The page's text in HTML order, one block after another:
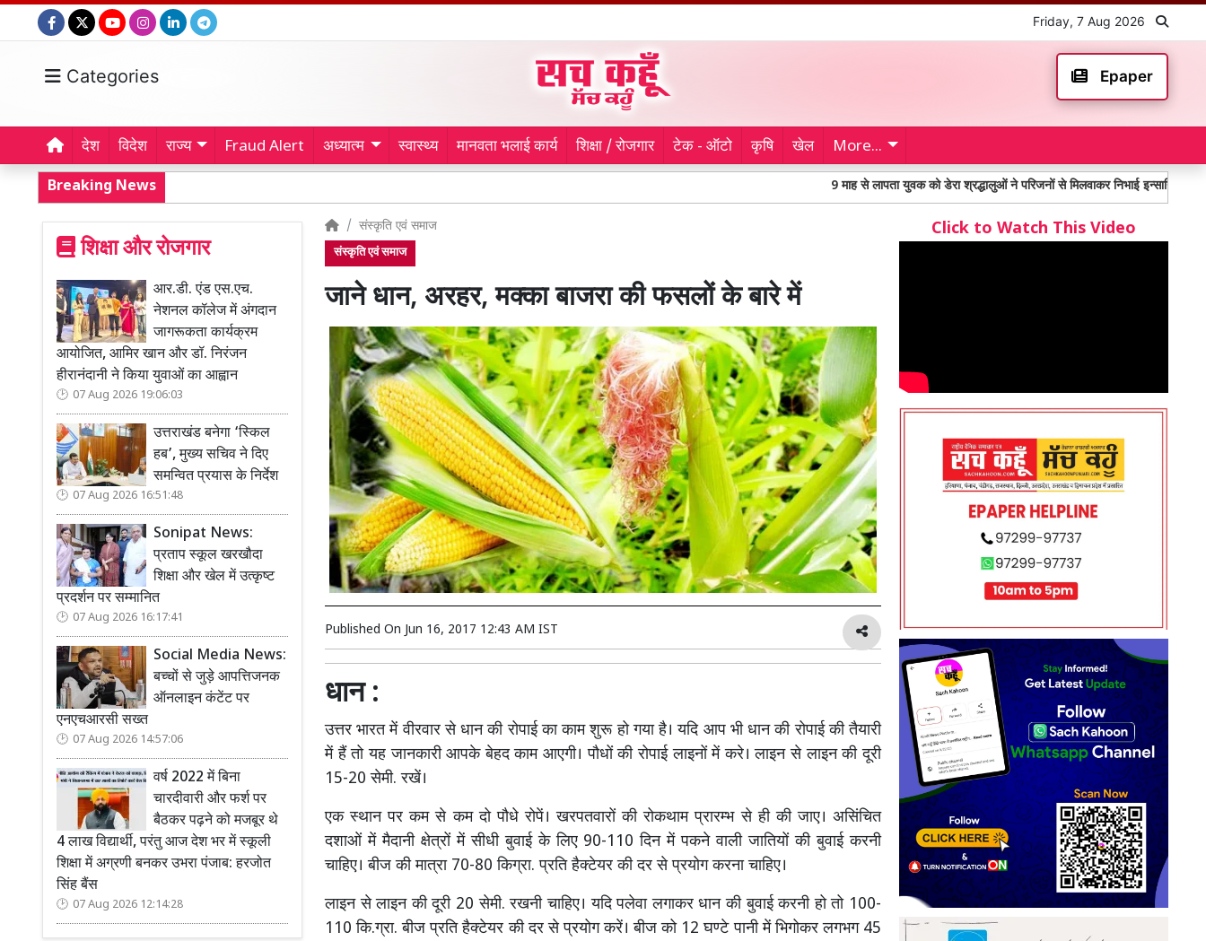
Friday, 7 Aug 2026
Categories Epaper
देश विदेश राज्य Fraud Alert अध्यात्म स्वास्थ्य मानवता भलाई कार्य शिक्षा / रोजगार टेक - ऑटो कृषि खेल More...
Breaking News 9 माह से लापता युवक को डेरा श्रद्धालुओं ने परिजनों से मिलवाकर निभाई इन्सानियत
शिक्षा और रोजगार
आर.डी. एंड एस.एच.
नेशनल कॉलेज में अंगदान
जागरूकता कार्यक्रम
आयोजित, आमिर खान और डॉ. निरंजन
हीरानंदानी ने किया युवाओं का आह्वान
07 Aug 2026 19:06:03
उत्तराखंड बनेगा ‘स्किल
हब’, मुख्य सचिव ने दिए
समन्वित प्रयास के निर्देश
07 Aug 2026 16:51:48
Sonipat News:
प्रताप स्कूल खरखौदा
शिक्षा और खेल में उत्कृष्ट
प्रदर्शन पर सम्मानित
07 Aug 2026 16:17:41
Social Media News:
बच्चों से जुड़े आपत्तिजनक
ऑनलाइन कंटेंट पर
एनएचआरसी सख्त
07 Aug 2026 14:57:06
वर्ष 2022 में बिना
चारदीवारी और फर्श पर
बैठकर पढ़ने को मजबूर थे
4 लाख विद्यार्थी, परंतु आज देश भर में स्कूली
शिक्षा में अग्रणी बनकर उभरा पंजाब: हरजोत
सिंह बैंस
07 Aug 2026 12:14:28
संस्कृति एवं समाज
संस्कृति एवं समाज
जाने धान, अरहर, मक्का बाजरा की फसलों के बारे में
Published On Jun 16, 2017 12:43 AM IST
धान :
उत्तर भारत में वीरवार से धान की रोपाई का काम शुरू हो गया है। यदि आप भी धान की रोपाई की तैयारी
में हैं तो यह जानकारी आपके बेहद काम आएगी। पौधों की रोपाई लाइनों में करे। लाइन से लाइन की दूरी
15-20 सेमी. रखें।
एक स्थान पर कम से कम दो पौधे रोपें। खरपतवारों की रोकथाम प्रारम्भ से ही की जाए। असिंचित
दशाओं में मैदानी क्षेत्रों में सीधी बुवाई के लिए 90-110 दिन में पकने वाली जातियों की बुवाई करनी
चाहिए। बीज की मात्रा 70-80 किग्रा. प्रति हैक्टेयर की दर से प्रयोग करना चाहिए।
लाइन से लाइन की दूरी 20 सेमी. रखनी चाहिए। यदि पलेवा लगाकर धान की बुवाई करनी हो तो 100-
110 कि.ग्रा. बीज प्रति हैक्टेयर की दर से प्रयोग करें। बीज को 12 घण्टे पानी में भिगोकर लगभग 45
Click to Watch This Video